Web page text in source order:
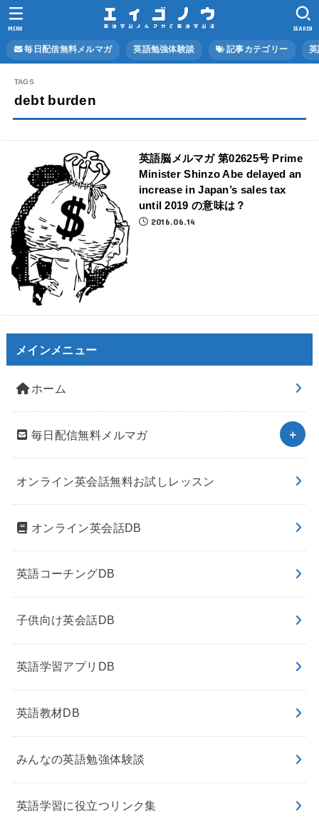
毎日配信無料メルマガ 英語勉強体験談 記事カテゴリー
SEARCH
MENU
debt burden
英語脳メルマガ 第02625号 Prime
Minister Shinzo Abe delayed an
increase in Japan’s sales tax
until 2019 の意味は？
2016.06.14
メインメニュー
ホーム
毎日配信無料メルマガ
オンライン英会話無料お試しレッスン
オンライン英会話DB
英語コーチングDB
子供向け英会話DB
英語学習アプリDB
英語教材DB
みんなの英語勉強体験談
英語学習に役立つリンク集